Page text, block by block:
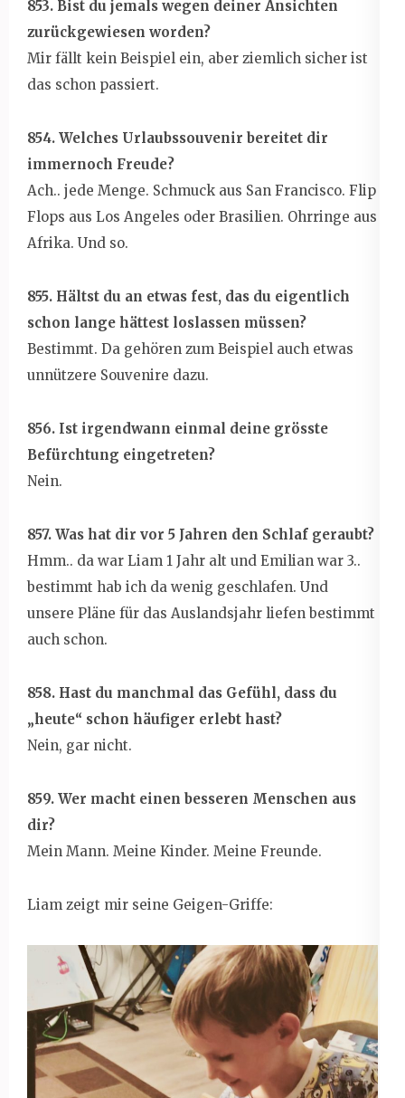
853. Bist du jemals wegen deiner Ansichten
zurückgewiesen worden?
Mir fällt kein Beispiel ein, aber ziemlich sicher ist
das schon passiert.
854. Welches Urlaubssouvenir bereitet dir
immernoch Freude?
Ach.. jede Menge. Schmuck aus San Francisco. Flip
Flops aus Los Angeles oder Brasilien. Ohrringe aus
Afrika. Und so.
855. Hältst du an etwas fest, das du eigentlich
schon lange hättest loslassen müssen?
Bestimmt. Da gehören zum Beispiel auch etwas
unnützere Souvenire dazu.
856. Ist irgendwann einmal deine grösste
Befürchtung eingetreten?
Nein.
857. Was hat dir vor 5 Jahren den Schlaf geraubt?
Hmm.. da war Liam 1 Jahr alt und Emilian war 3..
bestimmt hab ich da wenig geschlafen. Und
unsere Pläne für das Auslandsjahr liefen bestimmt
auch schon.
858. Hast du manchmal das Gefühl, dass du
„heute“ schon häufiger erlebt hast?
Nein, gar nicht.
859. Wer macht einen besseren Menschen aus
dir?
Mein Mann. Meine Kinder. Meine Freunde.
Liam zeigt mir seine Geigen-Griffe: